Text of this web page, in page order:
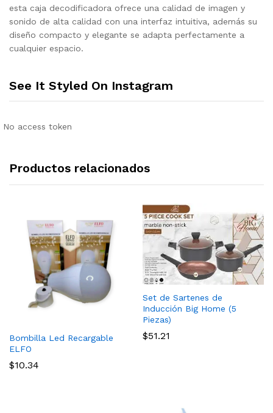
esta caja decodificadora ofrece una calidad de imagen y
sonido de alta calidad con una interfaz intuitiva, además su
diseño compacto y elegante se adapta perfectamente a
cualquier espacio.
See It Styled On Instagram
No access token
Productos relacionados
Bombilla Led Recargable
ELFO
$10.34
Set de Sartenes de
Inducción Big Home (5
Piezas)
$51.21